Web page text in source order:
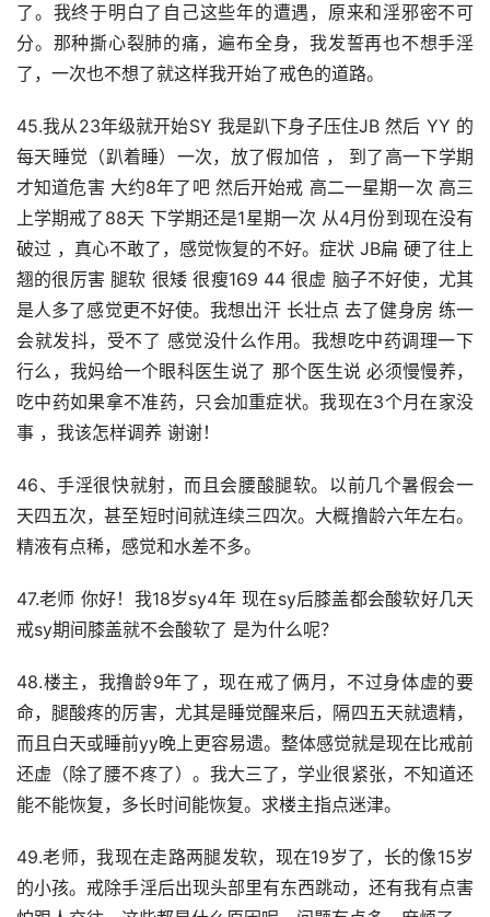
了。我终于明白了自己这些年的遭遇，原来和淫邪密不可
分。那种撕心裂肺的痛，遍布全身，我发誓再也不想手淫
了，一次也不想了就这样我开始了戒色的道路。
45.我从23年级就开始SY 我是趴下身子压住JB 然后 YY 的
每天睡觉（趴着睡）一次，放了假加倍 ， 到了高一下学期
才知道危害 大约8年了吧 然后开始戒 高二一星期一次 高三
上学期戒了88天 下学期还是1星期一次 从4月份到现在没有
破过 ，真心不敢了，感觉恢复的不好。症状 JB扁 硬了往上
翘的很厉害 腿软 很矮 很瘦169 44 很虚 脑子不好使，尤其
是人多了感觉更不好使。我想出汗 长壮点 去了健身房 练一
会就发抖，受不了 感觉没什么作用。我想吃中药调理一下
行么，我妈给一个眼科医生说了 那个医生说 必须慢慢养，
吃中药如果拿不准药，只会加重症状。我现在3个月在家没
事 ，我该怎样调养 谢谢！
46、手淫很快就射，而且会腰酸腿软。以前几个暑假会一
天四五次，甚至短时间就连续三四次。大概撸龄六年左右。
精液有点稀，感觉和水差不多。
47.老师 你好！我18岁sy4年 现在sy后膝盖都会酸软好几天
戒sy期间膝盖就不会酸软了 是为什么呢？
48.楼主，我撸龄9年了，现在戒了俩月，不过身体虚的要
命，腿酸疼的厉害，尤其是睡觉醒来后，隔四五天就遗精，
而且白天或睡前yy晚上更容易遗。整体感觉就是现在比戒前
还虚（除了腰不疼了）。我大三了，学业很紧张，不知道还
能不能恢复，多长时间能恢复。求楼主指点迷津。
49.老师，我现在走路两腿发软，现在19岁了，长的像15岁
的小孩。戒除手淫后出现头部里有东西跳动，还有我有点害